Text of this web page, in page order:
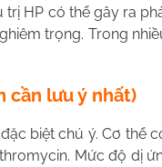
HP có thể gây ra
trọng. Trong
cần lưu ý nhất)
biệt chú ý. Cơ thể
Mức độ dị